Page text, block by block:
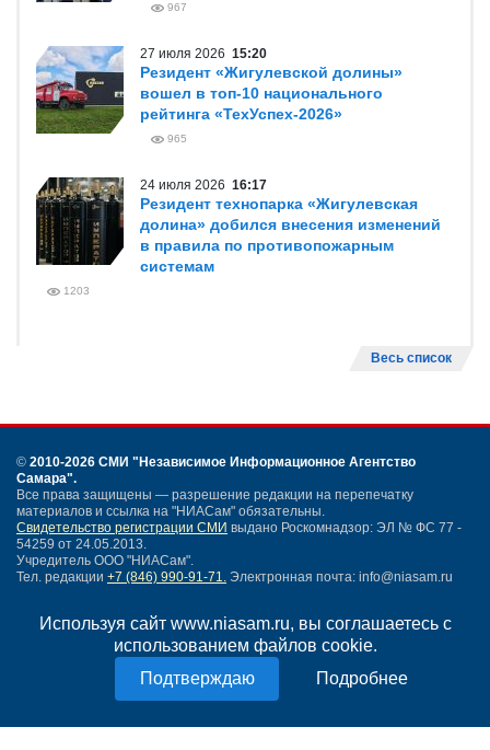
Используя сайт www.niasam.ru, вы соглашаетесь с
использованием файлов cookie.
Подробнее
967
27 июля 2026 15:20
Резидент «Жигулевской долины»
вошел в топ-10 национального
рейтинга «ТехУспех-2026»
965
24 июля 2026 16:17
Резидент технопарка «Жигулевская
долина» добился внесения изменений
в правила по противопожарным
системам
1203
Весь список
© 2010-2026 СМИ "Независимое Информационное Агентство
Самара".
Все права защищены — разрешение редакции на перепечатку
материалов и ссылка на "НИАСам" обязательны.
Свидетельство регистрации СМИ выдано Роскомнадзор: ЭЛ № ФС 77 -
54259 от 24.05.2013.
Учредитель ООО "НИАСам".
Тел. редакции +7 (846) 990-91-71. Электронная почта: info@niasam.ru
Карта сайта
Нашли ошибку?
Политика конфиденциальности
Согласие на обработку персональных данных